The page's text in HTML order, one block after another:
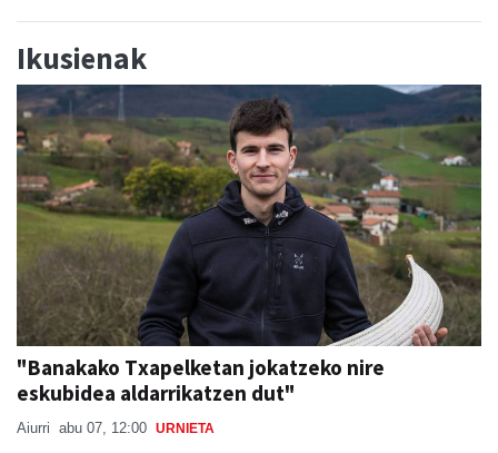
"Banakako Txapelketan jokatzeko nire
eskubidea aldarrikatzen dut"
Aiurri abu 07, 12:00 URNIETA